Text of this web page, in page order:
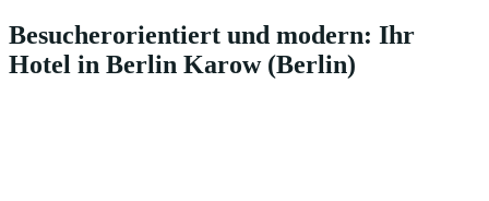
Besucherorientiert und modern: Ihr
Hotel in Berlin Karow (Berlin)